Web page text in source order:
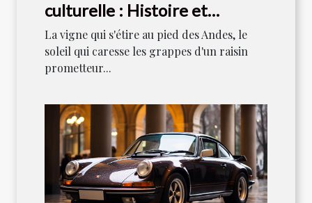
culturelle : Histoire et
tradition
La vigne qui s'étire au pied des Andes, le
soleil qui caresse les grappes d'un raisin
prometteur...